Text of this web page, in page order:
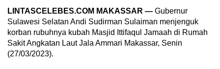
LINTASCELEBES.COM MAKASSAR — Gubernur
Sulawesi Selatan Andi Sudirman Sulaiman menjenguk
korban rubuhnya kubah Masjid Ittifaqul Jamaah di Rumah
Sakit Angkatan Laut Jala Ammari Makassar, Senin
(27/03/2023).